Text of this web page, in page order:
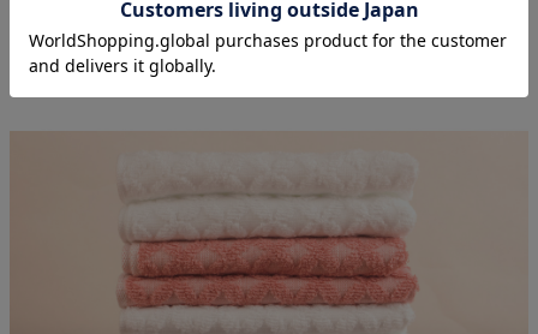
百十四年の歴史をもつ、「今治タオル」。伝統の技と最新技
術を融合させ、見栄えはもちろんタオルとしての使いやすさ
を追求してきました。最近はJAPANブランドとして、ファッ